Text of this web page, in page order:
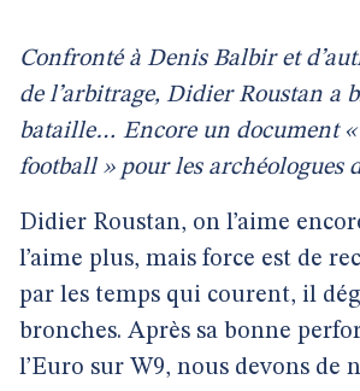
Confronté à Denis Balbir et
de l’arbitrage, Didier Roustan a
bataille… Encore un document
football » pour les archéologues
Didier Roustan, on l’aime
l’aime plus, mais force est de
par les temps qui courent, il
bronches. Après sa bonne
l’Euro sur W9, nous devons de